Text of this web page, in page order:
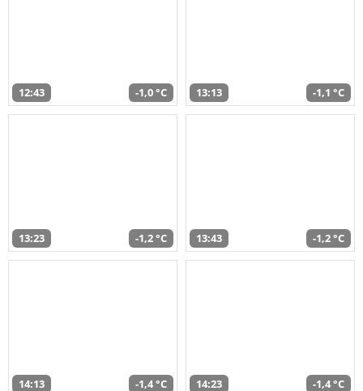
12:43 -1,0 °C 13:13 -1,1 °C
13:23 -1,2 °C 13:43 -1,2 °C
14:13 -1,4 °C 14:23 -1,4 °C